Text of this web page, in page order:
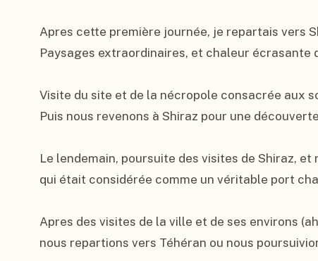
Apres cette première journée, je repartais vers
Paysages extraordinaires, et chaleur écrasante
Visite du site et de la nécropole consacrée aux
Puis nous revenons à Shiraz pour une
Le lendemain, poursuite des visites de Shiraz,
qui était considérée comme un véritable port
Apres des visites de la ville et de ses environs
nous repartions vers Téhéran ou nous